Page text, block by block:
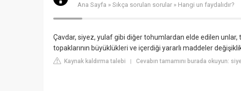
Ana Sayfa » Sıkça sorulan sorular » Hangi un faydalıdır?
Çavdar, siyez, yulaf gibi diğer tohumlardan elde edilen unlar,
topaklarının büyüklükleri ve içerdiği yararlı maddeler
Kaynak kaldırma talebi | Cevabın tamamını burada okuyun: